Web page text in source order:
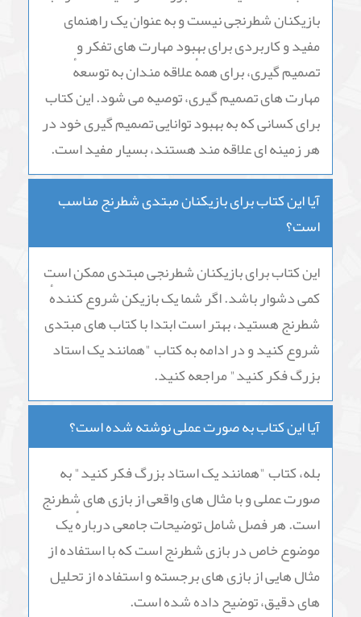
بازیکنان شطرنجی نیست و به عنوان یک راهنمای
مفید و کاربردی برای بهبود مهارت های تفکر و
تصمیم گیری، برای همهٔ علاقه مندان به توسعهٔ
مهارت های تصمیم گیری، توصیه می شود. این کتاب
برای کسانی که به بهبود توانایی تصمیم گیری خود در
هر زمینه ای علاقه مند هستند، بسیار مفید است.
آیا این کتاب برای بازیکنان مبتدی شطرنج مناسب
است؟
این کتاب برای بازیکنان شطرنجی مبتدی ممکن است
کمی دشوار باشد. اگر شما یک بازیکن شروع کنندهٔ
شطرنج هستید، بهتر است ابتدا با کتاب های مبتدی
شروع کنید و در ادامه به کتاب "همانند یک استاد
بزرگ فکر کنید" مراجعه کنید.
آیا این کتاب به صورت عملی نوشته شده است؟
بله، کتاب "همانند یک استاد بزرگ فکر کنید" به
صورت عملی و با مثال های واقعی از بازی های شطرنج
است. هر فصل شامل توضیحات جامعی دربارهٔ یک
موضوع خاص در بازی شطرنج است که با استفاده از
مثال هایی از بازی های برجسته و استفاده از تحلیل
های دقیق، توضیح داده شده است.